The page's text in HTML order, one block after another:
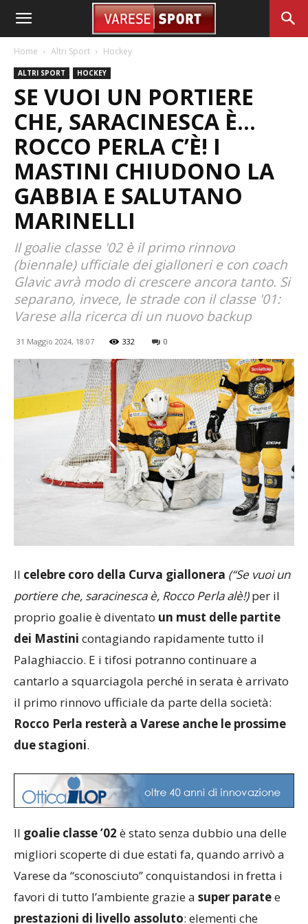
Home Altri Sport Hockey
ALTRI SPORT HOCKEY
SE VUOI UN PORTIERE
CHE, SARACINESCA È…
ROCCO PERLA C’È! I
MASTINI CHIUDONO LA
GABBIA E SALUTANO
MARINELLI
Il goalie classe '02 è il primo rinnovo
(biennale) ufficiale dei gialloneri e con coach
Glavic avrà modo di crescere ancora tanto. Si
separano, invece, le strade con il classe '01:
Varese alla ricerca di un nuovo backup
31 Maggio 2024, 18:07 332 0
Il celebre coro della Curva giallonera (“Se vuoi un
portiere che, saracinesca è, Rocco Perla alè!)per il
proprio goalie è diventato un must delle partite
dei Mastini contagiando rapidamente tutto il
Palaghiaccio. E i tifosi potranno continuare a
cantarlo a squarciagola perché in serata è arrivato
il primo rinnovo ufficiale da parte della società:
Rocco Perla resterà a Varese anche le prossime
due stagioni.
favori di tutto l’ambiente grazie a